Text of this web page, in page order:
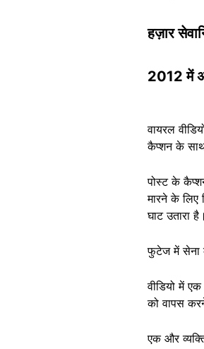
हज़ार
2012 में
वायरल
कैप्शन के
पोस्ट के
मारने के लिए
घाट उतारा
फुटेज में सेना
वीडियो में
को वापस
एक और